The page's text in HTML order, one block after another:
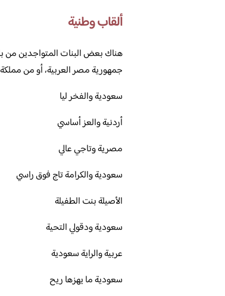
ألقاب وطنية
هناك بعض البنات المتواجدين من
جمهورية مصر العربية، أو من مملكة
سعودية والفخر ليا
أردنية والعز أساسي
مصرية وتاجي عالي
سعودية والكرامة تاج فوق راسي
الأصيلة بنت الطفيلة
سعودية ودقولي التحية
عربية والراية سعودية
سعودية ما يهزها ريح